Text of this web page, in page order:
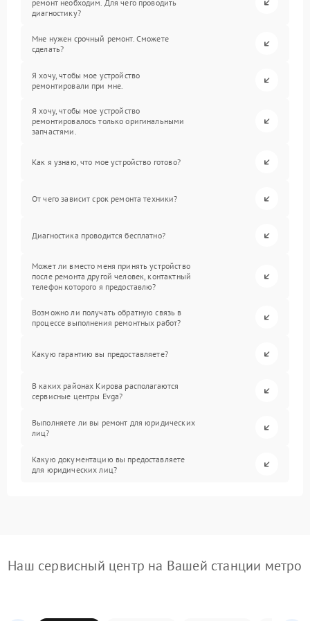
ремонт необходим. Для чего проводить
диагностику?
Мне нужен срочный ремонт. Сможете
сделать?
Я хочу, чтобы мое устройство
ремонтировали при мне.
Я хочу, чтобы мое устройство
ремонтировалось только оригинальными
запчастями.
Как я узнаю, что мое устройство готово?
От чего зависит срок ремонта техники?
Диагностика проводится бесплатно?
Может ли вместо меня принять устройство
после ремонта другой человек, контактный
телефон которого я предоставлю?
Возможно ли получать обратную связь в
процессе выполнения ремонтных работ?
Какую гарантию вы предоставляете?
В каких районах Кирова располагаются
сервисные центры Evga?
Выполняете ли вы ремонт для юридических
лиц?
Какую документацию вы предоставляете
для юридических лиц?
Наш сервисный центр на Вашей станции метро